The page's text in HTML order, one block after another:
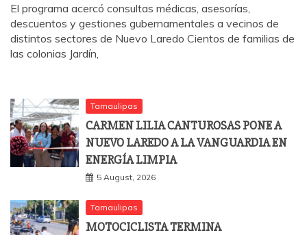
El programa acercó consultas médicas, asesorías,
descuentos y gestiones gubernamentales a vecinos de
distintos sectores de Nuevo Laredo Cientos de familias de
las colonias Jardín,
Tamaulipas
CARMEN LILIA CANTUROSAS PONE A
NUEVO LAREDO A LA VANGUARDIA EN
ENERGÍA LIMPIA
5 August, 2026
Tamaulipas
MOTOCICLISTA TERMINA